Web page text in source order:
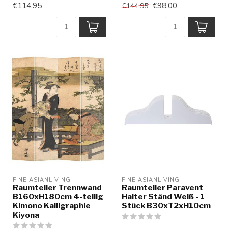
€114,95 €144,95 €98,00
FINE ASIANLIVING
Raumteiler Trennwand
B160xH180cm 4-teilig
Kimono Kalligraphie
Kiyona
FINE ASIANLIVING
Raumteiler Paravent
Halter Ständ Weiß - 1
Stück B30xT2xH10cm